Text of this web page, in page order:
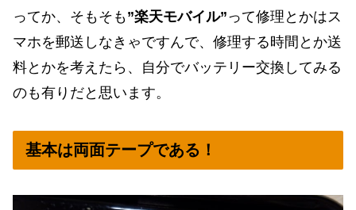
ってか、そもそも”楽天モバイル”って修理とかはス
マホを郵送しなきゃですんで、修理する時間とか送
料とかを考えたら、自分でバッテリー交換してみる
のも有りだと思います。
基本は両面テープである！